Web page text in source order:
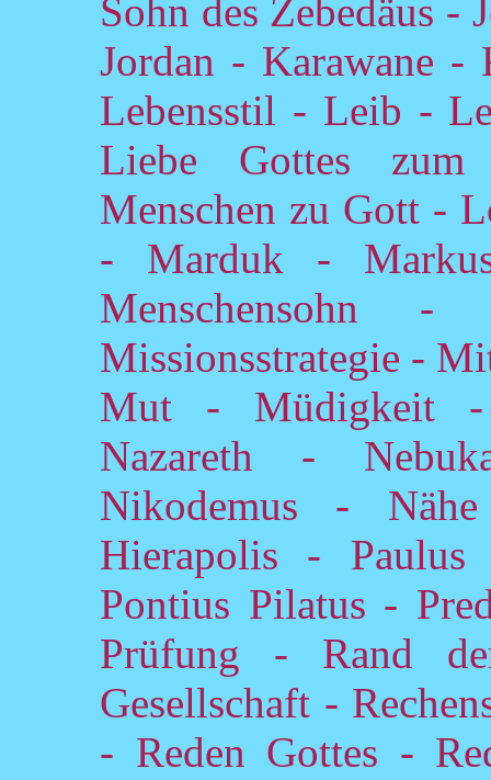
Sohn des Zebedäus -
Jordan - Karawane
Lebensstil - Leib -
Liebe Gottes
Menschen zu Gott -
- Marduk -
Menschensohn
Missionsstrategie -
Mut - Müdigkeit
Nazareth -
Nikodemus -
Hierapolis -
Pontius Pilatus -
Prüfung - Rand
Gesellschaft -
- Reden Gottes -